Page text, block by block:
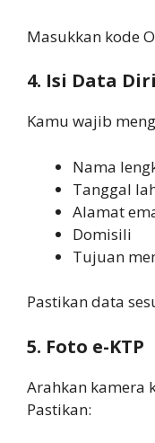
Masukkan kode
4. Isi Data
Kamu wajib
Nama
Tanggal
Alamat
Domisili
Tujuan
Pastikan data
5. Foto e-KTP
Arahkan kamera
Pastikan: